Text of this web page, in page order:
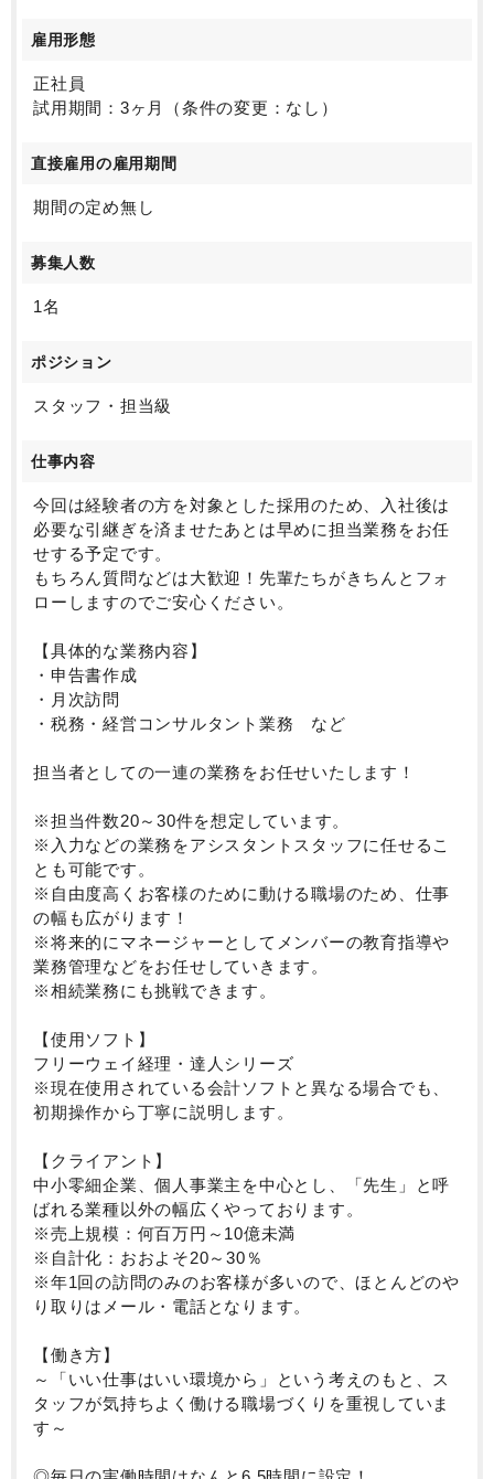
雇用形態
正社員
試用期間：3ヶ月（条件の変更：なし）
直接雇用の雇用期間
期間の定め無し
募集人数
1名
ポジション
スタッフ・担当級
仕事内容
今回は経験者の方を対象とした採用のため、入社後は
必要な引継ぎを済ませたあとは早めに担当業務をお任
せする予定です。
もちろん質問などは大歓迎！先輩たちがきちんとフォ
ローしますのでご安心ください。
【具体的な業務内容】
・申告書作成
・月次訪問
・税務・経営コンサルタント業務 など
担当者としての一連の業務をお任せいたします！
※担当件数20～30件を想定しています。
※入力などの業務をアシスタントスタッフに任せるこ
とも可能です。
※自由度高くお客様のために動ける職場のため、仕事
の幅も広がります！
※将来的にマネージャーとしてメンバーの教育指導や
業務管理などをお任せしていきます。
※相続業務にも挑戦できます。
【使用ソフト】
フリーウェイ経理・達人シリーズ
※現在使用されている会計ソフトと異なる場合でも、
初期操作から丁寧に説明します。
【クライアント】
中小零細企業、個人事業主を中心とし、「先生」と呼
ばれる業種以外の幅広くやっております。
※売上規模：何百万円～10億未満
※自計化：おおよそ20～30％
※年1回の訪問のみのお客様が多いので、ほとんどのや
り取りはメール・電話となります。
【働き方】
～「いい仕事はいい環境から」という考えのもと、ス
タッフが気持ちよく働ける職場づくりを重視していま
す～